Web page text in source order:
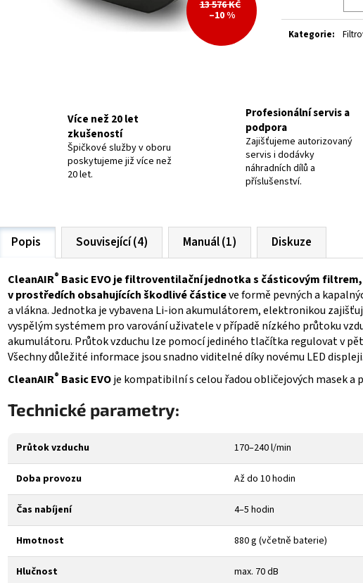
Kategorie:
13 576 KČ
–10 %
Více než 20 let
zkušeností
Špičkové služby v oboru
poskytujeme již více než
20 let.
Profesionální servis a
podpora
Zajišťujeme autorizovaný
servis i dodávky
náhradních dílů a
příslušenství.
Popis Související (4) Manuál (1) Diskuze
CleanAIR® Basic EVO je filtroventilační jednotka s částicovým
v prostředích obsahujících škodlivé částiceve formě pevných a
a vlákna. Jednotka je vybavena Li-ion akumulátorem, elektronikou
vyspělým systémem pro varování uživatele v případě nízkého průtoku
akumulátoru. Průtok vzduchu lze pomocí jediného tlačítka regulovat v
Všechny důležité informace jsou snadno viditelné díky novému LED displeji.
CleanAIR® Basic EVOje kompatibilní s celou řadou obličejových masek a
Technické parametry:
Průtok vzduchu 170–240 l/min
Doba provozu Až do 10 hodin
Čas nabíjení 4–5 hodin
Hmotnost 880 g (včetně baterie)
Hlučnost max. 70 dB
48,40 Kč